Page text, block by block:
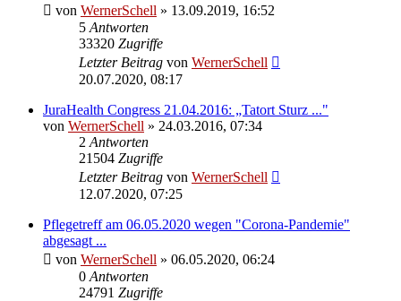
von WernerSchell » 13.09.2019, 16:52
5 Antworten
33320 Zugriffe
Letzter Beitrag von WernerSchell
20.07.2020, 08:17
JuraHealth Congress 21.04.2016: „Tatort Sturz ..."
von WernerSchell » 24.03.2016, 07:34
2 Antworten
21504 Zugriffe
Letzter Beitrag von WernerSchell
12.07.2020, 07:25
Pflegetreff am 06.05.2020 wegen "Corona-Pandemie"
abgesagt ...
von WernerSchell » 06.05.2020, 06:24
0 Antworten
24791 Zugriffe